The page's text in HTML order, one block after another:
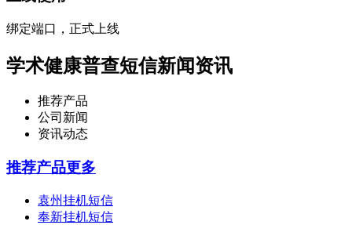
绑定端口，正式上线
学术健康普查短信新闻资讯
推荐产品
公司新闻
资讯动态
推荐产品更多
袁州挂机短信
奉新挂机短信